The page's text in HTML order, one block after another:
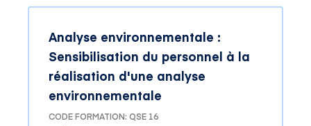
Analyse environnementale :
Sensibilisation du personnel à la
réalisation d'une analyse
environnementale
CODE FORMATION: QSE 16